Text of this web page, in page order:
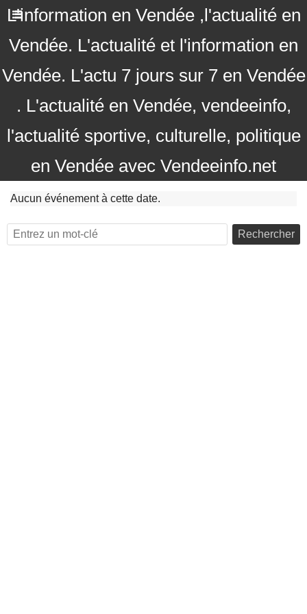
L'information en Vendée ,l'actualité en
Vendée. L'actualité et l'information en
Vendée. L'actu 7 jours sur 7 en Vendée
. L'actualité en Vendée, vendeeinfo,
l'actualité sportive, culturelle, politique
en Vendée avec Vendeeinfo.net
Aucun événement à cette date.
Rechercher